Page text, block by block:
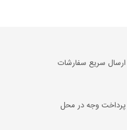
ارسال سریع سفارشات
پرداخت وجه در محل